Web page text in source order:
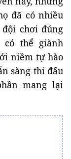
đã có nhiều
chơi đúng
có thể giành
niềm tự hào
sàng thi đấu
mang lại